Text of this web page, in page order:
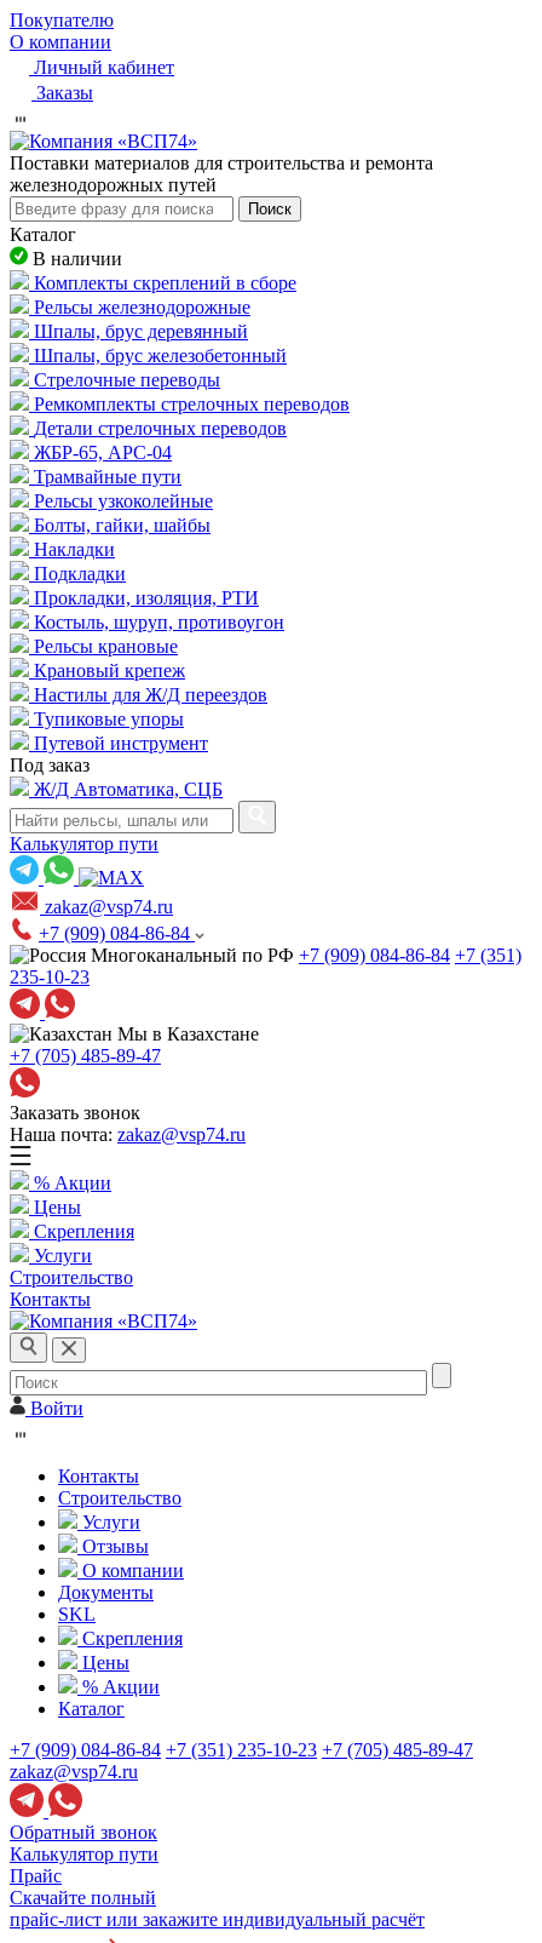
Покупателю
О компании
Личный кабинет
Заказы
Пocтaвки мaтepиaлoв для cтpoитeльcтвa и peмoнтa
жeлeзнoдopoжныx путeй
Поиск
Каталог
В наличии
Комплекты скреплений в сборе
Рельсы железнодорожные
Шпалы, брус деревянный
Шпалы, брус железобетонный
Стрелочные переводы
Ремкомплекты стрелочных переводов
Детали стрелочных переводов
ЖБР-65, АРС-04
Трамвайные пути
Рельсы узкоколейные
Болты, гайки, шайбы
Накладки
Подкладки
Прокладки, изоляция, РТИ
Костыль, шуруп, противоугон
Рельсы крановые
Крановый крепеж
Настилы для Ж/Д переездов
Тупиковые упоры
Путевой инструмент
Под заказ
Ж/Д Автоматика, СЦБ
Калькулятор пути
zakaz@vsp74.ru
+7 (909) 084-86-84
Многоканальный по РФ +7 (909) 084-86-84 +7 (351)
235-10-23
Мы в Казахстане
+7 (705) 485-89-47
Заказать звонок
Наша почта: zakaz@vsp74.ru
% Акции
Цены
Скрепления
Услуги
Строительство
Контакты
Войти
Контакты
Строительство
Услуги
Отзывы
О компании
Документы
SKL
Скрепления
Цены
% Акции
Каталог
+7 (909) 084-86-84 +7 (351) 235-10-23 +7 (705) 485-89-47
zakaz@vsp74.ru
Обратный звонок
Калькулятор пути
Прайс
Скачайте полный
прайс-лист или закажите индивидуальный расчёт